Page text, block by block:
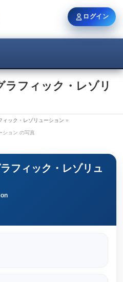
フィック・レゾリ
ィック・レゾリューション »
ション の写真
フィック・レゾリュ
ログイン
方